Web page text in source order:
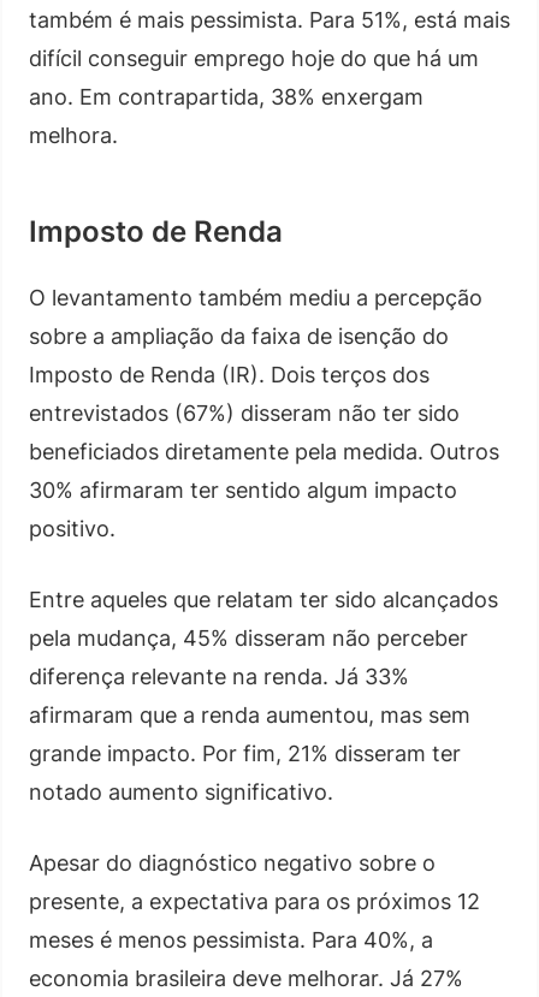
também é mais pessimista. Para 51%, está mais
difícil conseguir emprego hoje do que há um
ano. Em contrapartida, 38% enxergam
melhora.
Imposto de Renda
O levantamento também mediu a percepção
sobre a ampliação da faixa de isenção do
Imposto de Renda (IR). Dois terços dos
entrevistados (67%) disseram não ter sido
beneficiados diretamente pela medida. Outros
30% afirmaram ter sentido algum impacto
positivo.
Entre aqueles que relatam ter sido alcançados
pela mudança, 45% disseram não perceber
diferença relevante na renda. Já 33%
afirmaram que a renda aumentou, mas sem
grande impacto. Por fim, 21% disseram ter
notado aumento significativo.
Apesar do diagnóstico negativo sobre o
presente, a expectativa para os próximos 12
meses é menos pessimista. Para 40%, a
economia brasileira deve melhorar. Já 27%